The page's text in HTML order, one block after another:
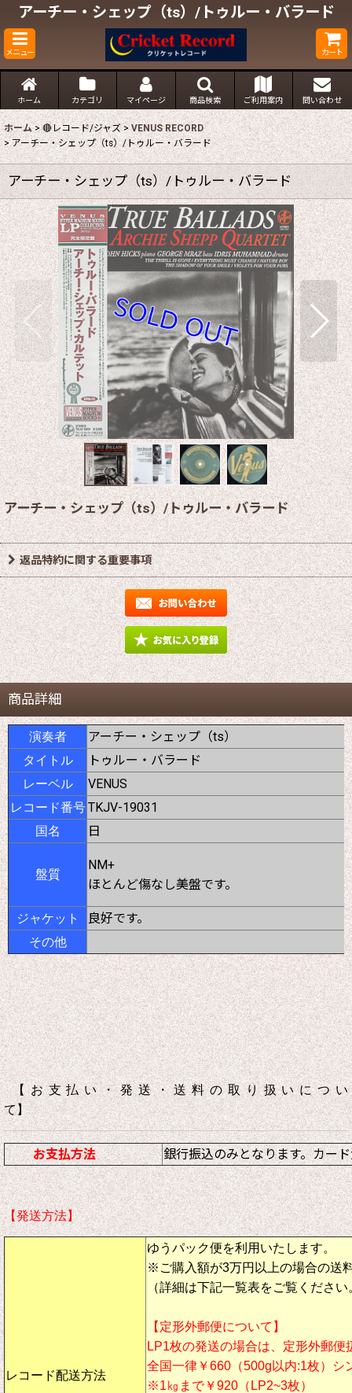
アーチー・シェップ（ts）/トゥルー・バラード
メニュー カート
ホーム カテゴリ マイページ 商品検索 ご利用案内 問い合わせ
ホーム > 🔴レコード/ジャズ > VENUS RECORD
> アーチー・シェップ（ts）/トゥルー・バラード
アーチー・シェップ（ts）/トゥルー・バラード
アーチー・シェップ（ts）/トゥルー・バラード
返品特約に関する重要事項
商品詳細
演奏者 アーチー・シェップ（ts）
タイトル トゥルー・バラード
レーベル VENUS
レコード番号 TKJV-19031
国名 日
盤質
NM+
ほとんど傷なし美盤です。
ジャケット 良好です。
その他
【お支払い・発送・送料の取り扱いについ
て】
お支払方法 銀行振込のみとなります。カー
【発送方法】
レコード配送方法
ゆうパック便を利用いたします。
※ご購入額が3万円以上の場合の送
（詳細は下記一覧表をご覧ください
【定形外郵便について】
LP1枚の発送の場合は、定形外郵便
全国一律￥660（500g以内:1枚）シ
※1㎏まで￥920（LP2~3枚）